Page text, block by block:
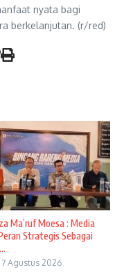
nyata bagi
berkelanjutan. (r/red)
Ma’ruf Moesa : Media
Strategis Sebagai
7 Agustus 2026